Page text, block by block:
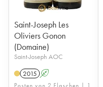
Saint-Joseph Les
Oliviers Gonon
(Domaine)
Saint-Joseph AOC
2015 A
Posten von 2 Flaschen | 1